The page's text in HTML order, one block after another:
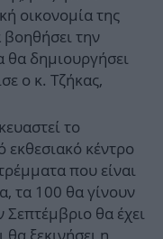
οικονομία της
την
θα δημιουργήσει
ο κ. Τζήκας,
το
εκθεσιακό κέντρο
που είναι
τα 100 θα γίνουν
θα έχει